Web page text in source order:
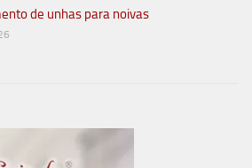
de unhas para noivas